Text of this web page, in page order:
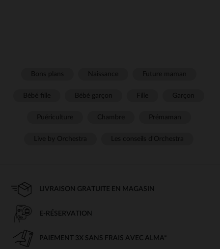
LIVRAISON GRATUITE EN MAGASIN
E-RÉSERVATION
PAIEMENT 3X SANS FRAIS AVEC ALMA*